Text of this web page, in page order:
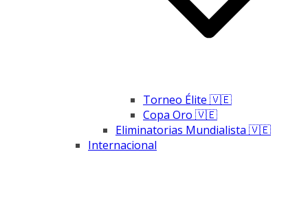
Torneo Élite 🇻🇪
Copa Oro 🇻🇪
Eliminatorias Mundialista 🇻🇪
Internacional